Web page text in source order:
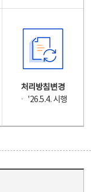
처리방침변경
ㆍ '26.5.4. 시행